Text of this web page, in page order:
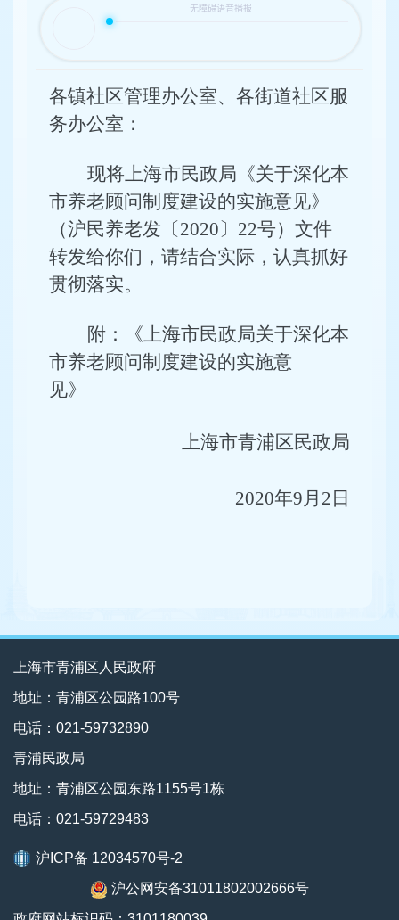
各镇社区管理办公室、各街道社区服
务办公室：
现将上海市民政局《关于深化本
市养老顾问制度建设的实施意见》
（沪民养老发〔2020〕22号）文件
转发给你们，请结合实际，认真抓好
贯彻落实。
附：《上海市民政局关于深化本
市养老顾问制度建设的实施意
见》
上海市青浦区民政局
2020年9月2日
上海市青浦区人民政府
地址：青浦区公园路100号
电话：021-59732890
青浦民政局
地址：青浦区公园东路1155号1栋
电话：021-59729483
沪ICP备 12034570号-2
沪公网安备31011802002666号